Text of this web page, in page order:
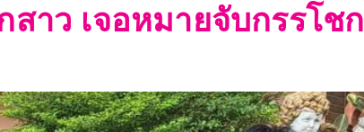
าว เจอหมายจับกรรโชก